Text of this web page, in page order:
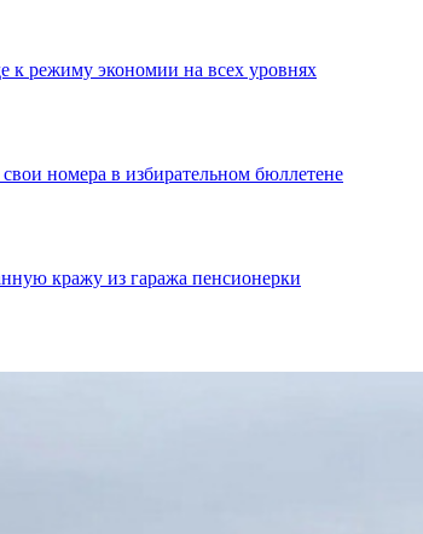
к режиму экономии на всех уровнях
номера в избирательном бюллетене
кражу из гаража пенсионерки